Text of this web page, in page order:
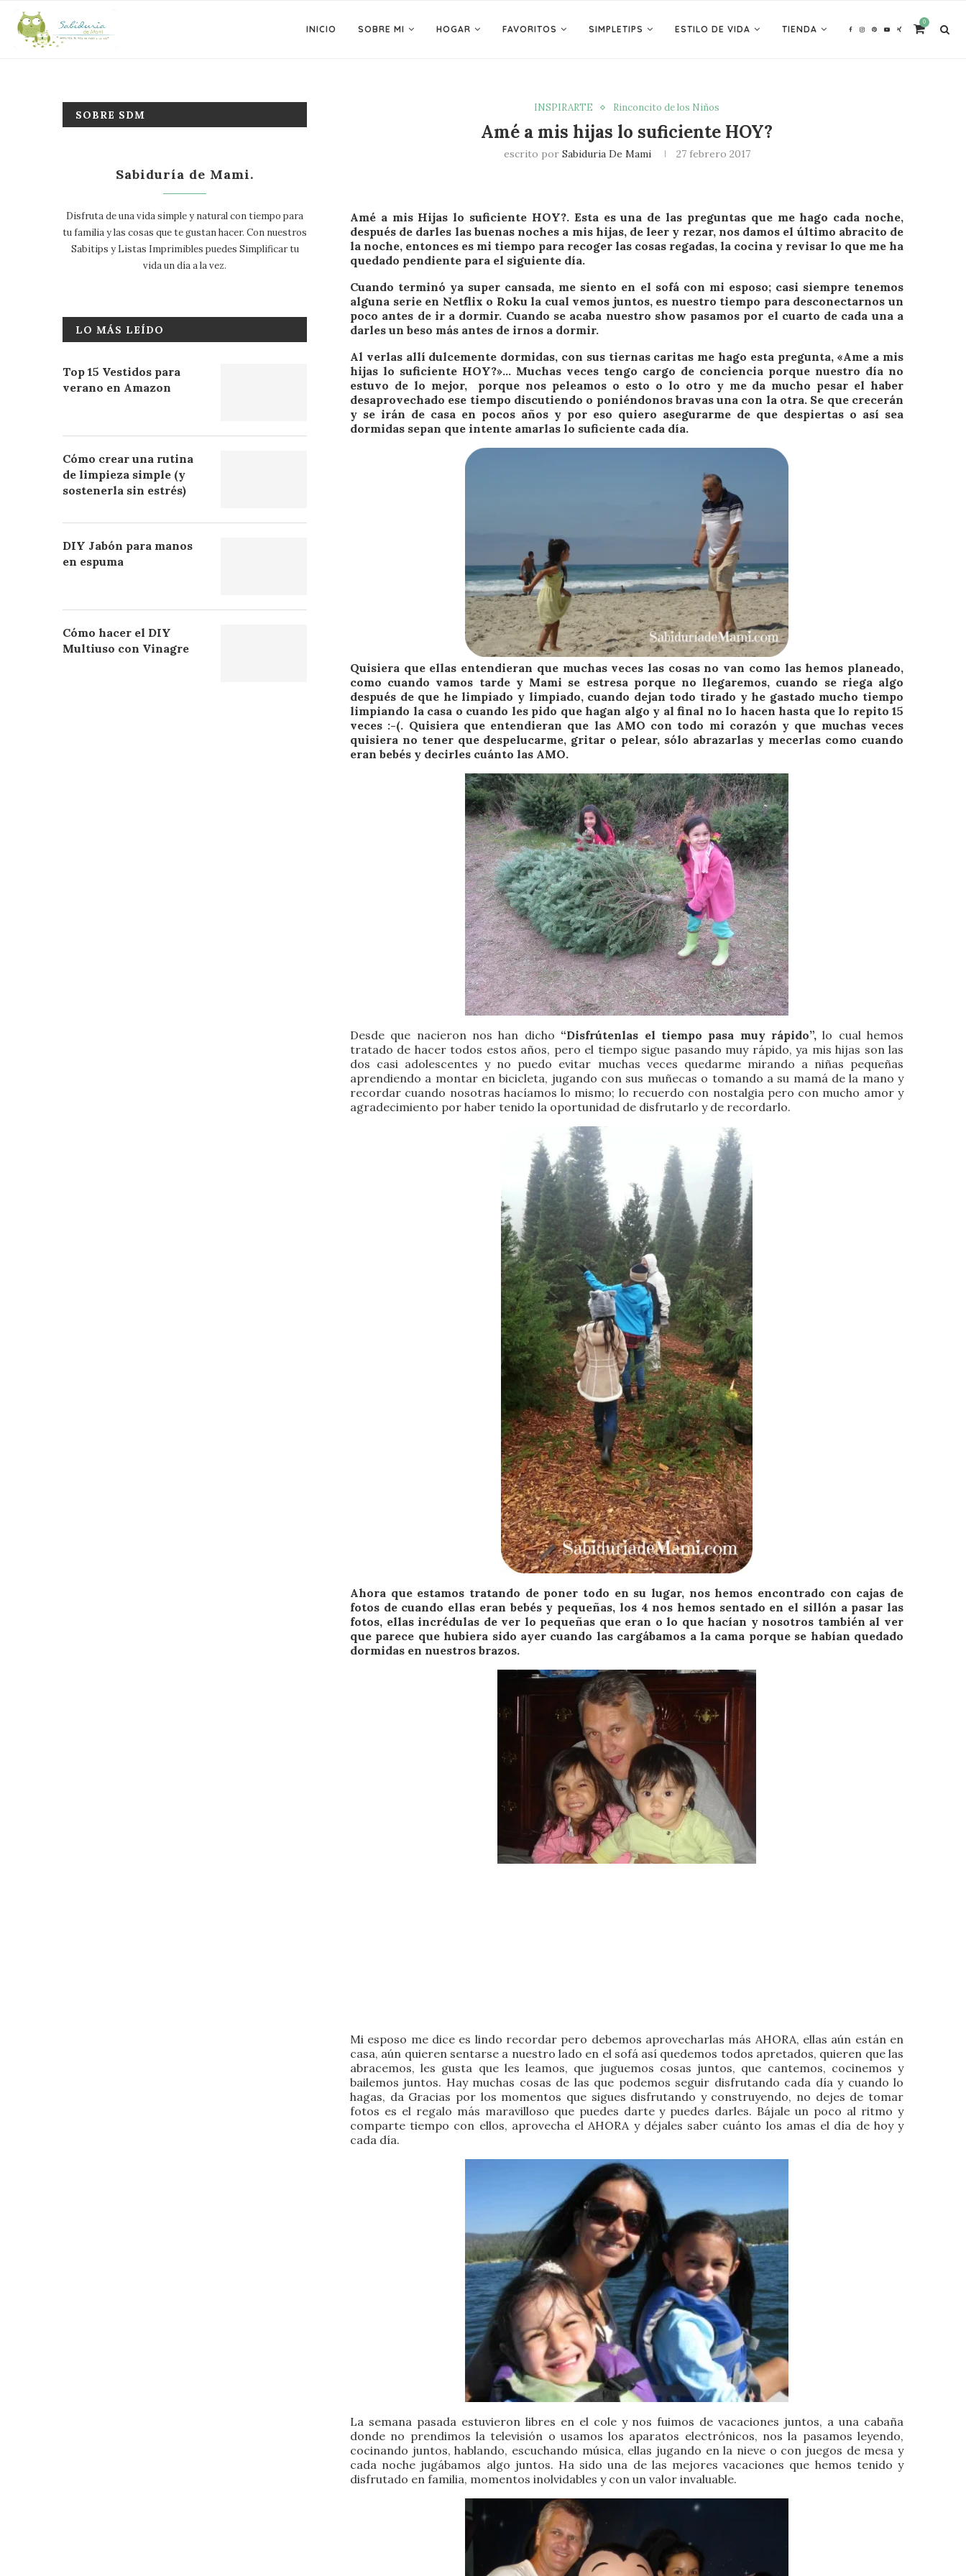
INICIO SOBRE MI HOGAR FAVORITOS SIMPLETIPS ESTILO DE VIDA TIENDA
0
INSPIRARTE Rinconcito de los Niños
Amé a mis hijas lo suficiente HOY?
escrito por Sabiduria De Mami 27 febrero 2017
Amé a mis Hijas lo suficiente HOY?. Esta es una de las preguntas que me hago cada noche,
después de darles las buenas noches a mis hijas, de leer y rezar, nos damos el último abracito de
la noche, entonces es mi tiempo para recoger las cosas regadas, la cocina y revisar lo que me ha
quedado pendiente para el siguiente día.
Cuando terminó ya super cansada, me siento en el sofá con mi esposo; casi siempre tenemos
alguna serie en Netflix o Roku la cual vemos juntos, es nuestro tiempo para desconectarnos un
poco antes de ir a dormir. Cuando se acaba nuestro show pasamos por el cuarto de cada una a
darles un beso más antes de irnos a dormir.
Al verlas allí dulcemente dormidas, con sus tiernas caritas me hago esta pregunta, «Ame a mis
hijas lo suficiente HOY?»… Muchas veces tengo cargo de conciencia porque nuestro día no
estuvo de lo mejor, porque nos peleamos o esto o lo otro y me da mucho pesar el haber
desaprovechado ese tiempo discutiendo o poniéndonos bravas una con la otra. Se que crecerán
y se irán de casa en pocos años y por eso quiero asegurarme de que despiertas o así sea
dormidas sepan que intente amarlas lo suficiente cada día.
Quisiera que ellas entendieran que muchas veces las cosas no van como las hemos planeado,
como cuando vamos tarde y Mami se estresa porque no llegaremos, cuando se riega algo
después de que he limpiado y limpiado, cuando dejan todo tirado y he gastado mucho tiempo
limpiando la casa o cuando les pido que hagan algo y al final no lo hacen hasta que lo repito 15
veces :-(. Quisiera que entendieran que las AMO con todo mi corazón y que muchas veces
quisiera no tener que despelucarme, gritar o pelear, sólo abrazarlas y mecerlas como cuando
eran bebés y decirles cuánto las AMO.
Desde que nacieron nos han dicho “Disfrútenlas el tiempo pasa muy rápido”,lo cual hemos
tratado de hacer todos estos años, pero el tiempo sigue pasando muy rápido, ya mis hijas son las
dos casi adolescentes y no puedo evitar muchas veces quedarme mirando a niñas pequeñas
aprendiendo a montar en bicicleta, jugando con sus muñecas o tomando a su mamá de la mano y
recordar cuando nosotras hacíamos lo mismo; lo recuerdo con nostalgia pero con mucho amor y
agradecimiento por haber tenido la oportunidad de disfrutarlo y de recordarlo.
Ahora que estamos tratando de poner todo en su lugar, nos hemos encontrado con cajas de
fotos de cuando ellas eran bebés y pequeñas, los 4 nos hemos sentado en el sillón a pasar las
fotos, ellas incrédulas de ver lo pequeñas que eran o lo que hacían y nosotros también al ver
que parece que hubiera sido ayer cuando las cargábamos a la cama porque se habían quedado
dormidas en nuestros brazos.
Mi esposo me dice es lindo recordar pero debemos aprovecharlas más AHORA, ellas aún están en
casa, aún quieren sentarse a nuestro lado en el sofá así quedemos todos apretados, quieren que las
abracemos, les gusta que les leamos, que juguemos cosas juntos, que cantemos, cocinemos y
bailemos juntos. Hay muchas cosas de las que podemos seguir disfrutando cada día y cuando lo
hagas, da Gracias por los momentos que sigues disfrutando y construyendo, no dejes de tomar
fotos es el regalo más maravilloso que puedes darte y puedes darles. Bájale un poco al ritmo y
comparte tiempo con ellos, aprovecha el AHORA y déjales saber cuánto los amas el día de hoy y
cada día.
La semana pasada estuvieron libres en el cole y nos fuimos de vacaciones juntos, a una cabaña
donde no prendimos la televisión o usamos los aparatos electrónicos, nos la pasamos leyendo,
cocinando juntos, hablando, escuchando música, ellas jugando en la nieve o con juegos de mesa y
cada noche jugábamos algo juntos. Ha sido una de las mejores vacaciones que hemos tenido y
disfrutado en familia, momentos inolvidables y con un valor invaluable.
SOBRE SDM
Sabiduría de Mami.
Disfruta de una vida simple y natural con tiempo para
tu familia y las cosas que te gustan hacer. Con nuestros
Sabitips y Listas Imprimibles puedes Simplificar tu
vida un día a la vez.
LO MÁS LEÍDO
Top 15 Vestidos para
verano en Amazon
Cómo crear una rutina
de limpieza simple (y
sostenerla sin estrés)
DIY Jabón para manos
en espuma
Cómo hacer el DIY
Multiuso con Vinagre